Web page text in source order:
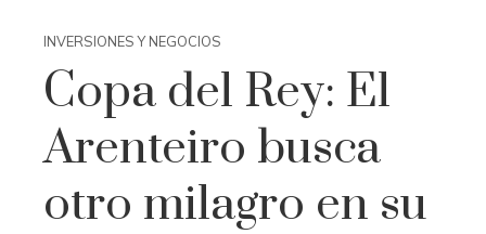
INVERSIONES Y NEGOCIOS
Copa del Rey: El
Arenteiro busca
otro milagro en su